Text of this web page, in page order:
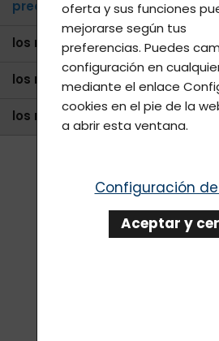
predeterminado
los más baratos
los más vendidos
los más caros
oferta y sus funciones
mejorarse según tus
preferencias. Puedes
configuración en
mediante el enlace
cookies en el pie de la
a abrir esta ventana.
Configuración
Aceptar y